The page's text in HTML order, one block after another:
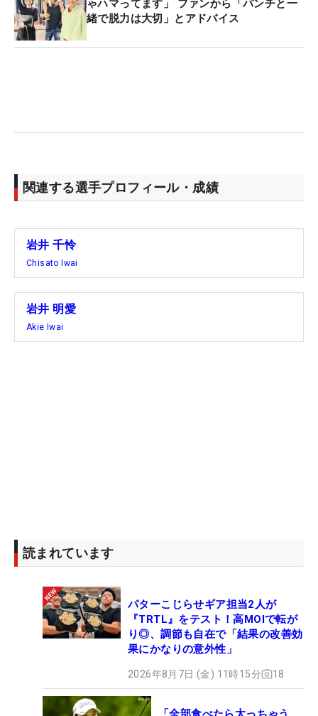
ゃハマってます」 ファンから「パンチと一
緒で脱力は大切」とアドバイス
関連する選手プロフィール・成績
岩井 千怜
Chisato Iwai
岩井 明愛
Akie Iwai
読まれています
パターこじらせギア担当2人が
『TRTL』をテスト！高MOIで転が
り◎、調節も自在で「結果の改善効
果にかなりの意外性」
2026年8月7日 (金) 11時15分 18